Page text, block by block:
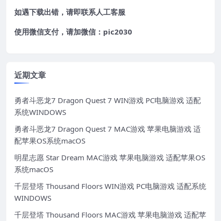
如遇下载出错，请即联系人工客服
使用微信支付，请加微信：pic2030
近期文章
勇者斗恶龙7 Dragon Quest 7 WIN游戏 PC电脑游戏 适配
系统WINDOWS
勇者斗恶龙7 Dragon Quest 7 MAC游戏 苹果电脑游戏 适
配苹果OS系统macOS
明星志愿 Star Dream MAC游戏 苹果电脑游戏 适配苹果OS
系统macOS
千层登塔 Thousand Floors WIN游戏 PC电脑游戏 适配系统
WINDOWS
千层登塔 Thousand Floors MAC游戏 苹果电脑游戏 适配苹